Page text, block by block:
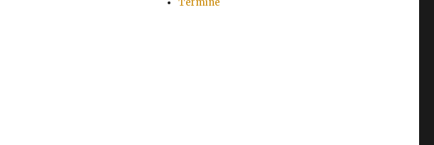
Termine